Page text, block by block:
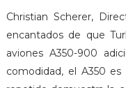
Christian Scherer,
encantados de que
aviones A350-900
comodidad, el A350